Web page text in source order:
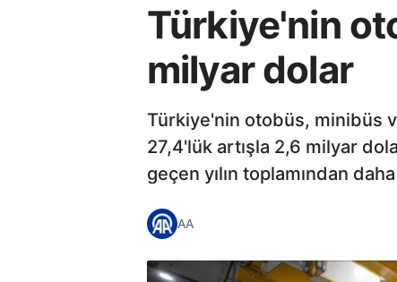
Türkiye'nin
milyar dolar
Türkiye'nin otobüs, minibüs
27,4'lük artışla 2,6 milyar
geçen yılın toplamından
AA